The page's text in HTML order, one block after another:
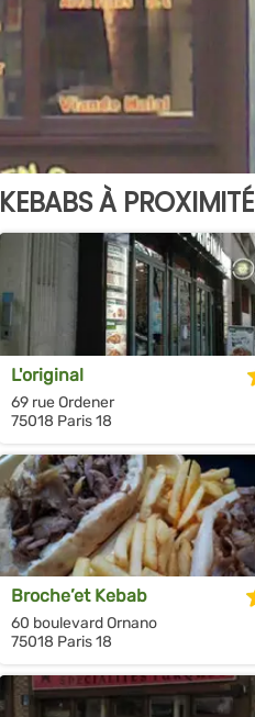
KEBABS À PROXIMITÉ
L'original
69 rue Ordener
75018 Paris 18
Broche’et Kebab
60 boulevard Ornano
75018 Paris 18